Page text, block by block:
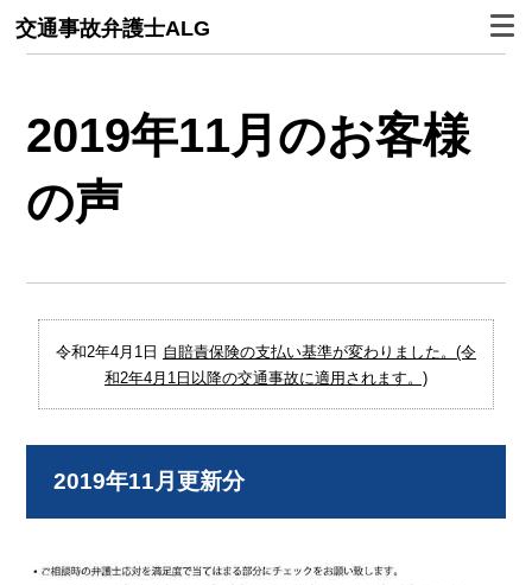
交通事故弁護士ALG
2019年11月のお客様
の声
令和2年4月1日 自賠責保険の支払い基準が変わりました。(令
和2年4月1日以降の交通事故に適用されます。)
2019年11月更新分